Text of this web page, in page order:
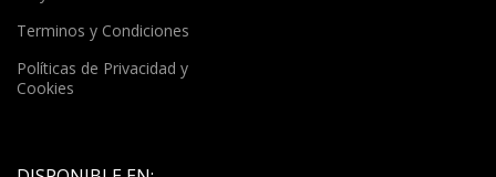
Terminos y Condiciones
Políticas de Privacidad y
Cookies